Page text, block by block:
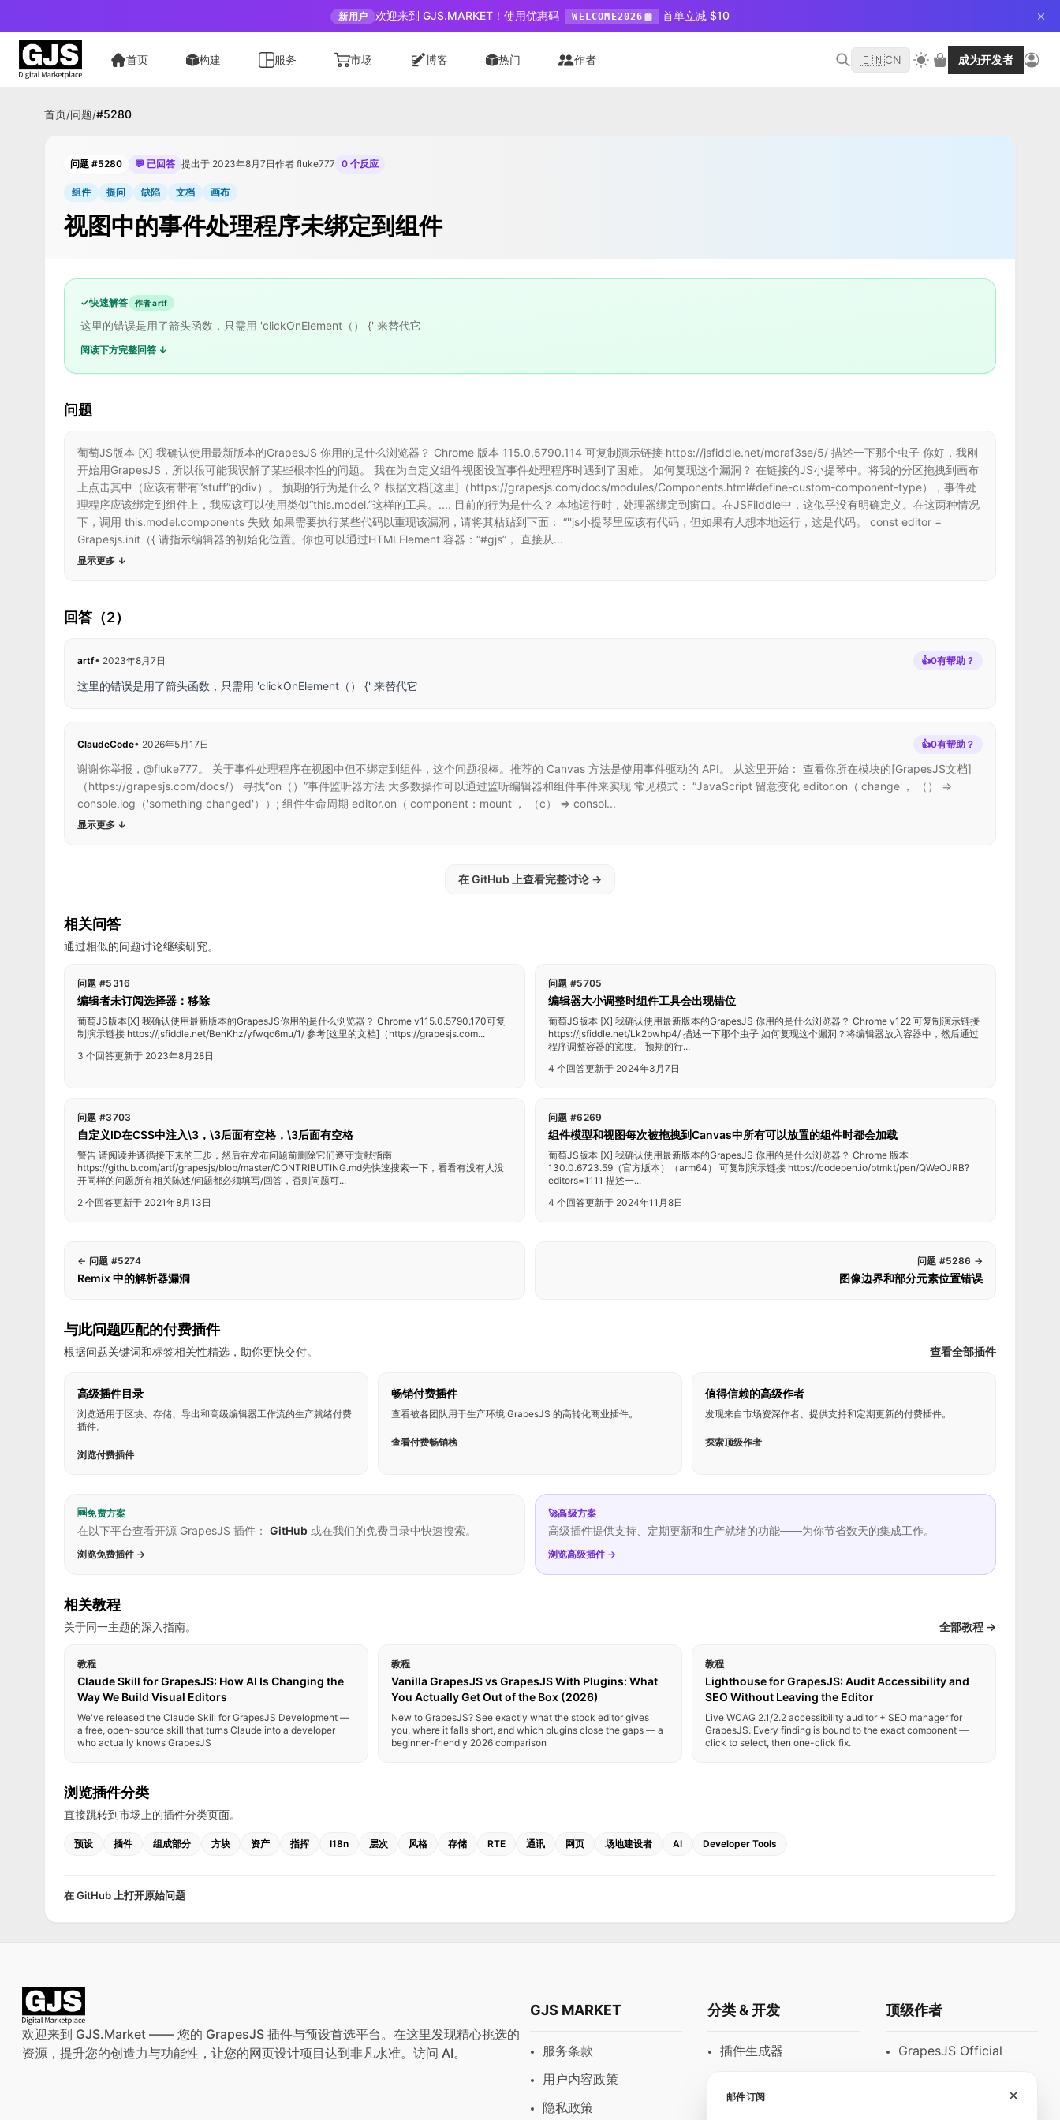
新用户 欢迎来到 GJS.MARKET！使用优惠码 WELCOME2026 首单立减 $10
首页 构建 服务 市场 博客 热门 作者 🇨🇳CN 成为开发者
首页/问题/#5280
问题 #5280 💬 已回答 提出于 2023年8月7日作者 fluke777 0 个反应
组件 提问 缺陷 文档 画布
视图中的事件处理程序未绑定到组件
✓快速解答 作者 artf
这里的错误是用了箭头函数，只需用 'clickOnElement（） {' 来替代它
阅读下方完整回答 ↓
问题
葡萄JS版本 [X] 我确认使用最新版本的GrapesJS 你用的是什么浏览器？ Chrome 版本 115.0.5790.114 可复制演示链接 https://jsfiddle.net/mcraf3se/5/ 描述一下那个虫子 你好，我刚
开始用GrapesJS，所以很可能我误解了某些根本性的问题。 我在为自定义组件视图设置事件处理程序时遇到了困难。 如何复现这个漏洞？ 在链接的JS小提琴中。将我的分区拖拽到画布
上点击其中（应该有带有“stuff”的div）。 预期的行为是什么？ 根据文档[这里]（https://grapesjs.com/docs/modules/Components.html#define-custom-component-type），事件处
理程序应该绑定到组件上，我应该可以使用类似“this.model.”这样的工具。.... 目前的行为是什么？ 本地运行时，处理器绑定到窗口。在JSFilddle中，这似乎没有明确定义。在这两种情况
下，调用 this.model.components 失败 如果需要执行某些代码以重现该漏洞，请将其粘贴到下面： “''js小提琴里应该有代码，但如果有人想本地运行，这是代码。 const editor =
Grapesjs.init（{ 请指示编辑器的初始化位置。你也可以通过HTMLElement 容器：“#gjs”， 直接从...
显示更多 ↓
回答（2）
artf• 2023年8月7日 👍0有帮助？
这里的错误是用了箭头函数，只需用 'clickOnElement（） {' 来替代它
ClaudeCode• 2026年5月17日 👍0有帮助？
谢谢你举报，@fluke777。 关于事件处理程序在视图中但不绑定到组件，这个问题很棒。推荐的 Canvas 方法是使用事件驱动的 API。 从这里开始： 查看你所在模块的[GrapesJS文档]
（https://grapesjs.com/docs/） 寻找“on（）”事件监听器方法 大多数操作可以通过监听编辑器和组件事件来实现 常见模式： “JavaScript 留意变化 editor.on（'change'， （） =>
console.log（'something changed'））; 组件生命周期 editor.on（'component：mount'， （c） => consol...
显示更多 ↓
在 GitHub 上查看完整讨论 →
相关问答
通过相似的问题讨论继续研究。
问题 #5316
编辑者未订阅选择器：移除
葡萄JS版本[X] 我确认使用最新版本的GrapesJS你用的是什么浏览器？ Chrome v115.0.5790.170可复
制演示链接 https://jsfiddle.net/BenKhz/yfwqc6mu/1/ 参考[这里的文档]（https://grapesjs.com...
3 个回答更新于 2023年8月28日
问题 #5705
编辑器大小调整时组件工具会出现错位
葡萄JS版本 [X] 我确认使用最新版本的GrapesJS 你用的是什么浏览器？ Chrome v122 可复制演示链接
https://jsfiddle.net/Lk2bwhp4/ 描述一下那个虫子 如何复现这个漏洞？将编辑器放入容器中，然后通过
程序调整容器的宽度。 预期的行...
4 个回答更新于 2024年3月7日
问题 #3703
自定义ID在CSS中注入\3，\3后面有空格，\3后面有空格
警告 请阅读并遵循接下来的三步，然后在发布问题前删除它们遵守贡献指南
https://github.com/artf/grapesjs/blob/master/CONTRIBUTING.md先快速搜索一下，看看有没有人没
开同样的问题所有相关陈述/问题都必须填写/回答，否则问题可...
2 个回答更新于 2021年8月13日
问题 #6269
组件模型和视图每次被拖拽到Canvas中所有可以放置的组件时都会加载
葡萄JS版本 [X] 我确认使用最新版本的GrapesJS 你用的是什么浏览器？ Chrome 版本
130.0.6723.59（官方版本）（arm64） 可复制演示链接 https://codepen.io/btmkt/pen/QWeOJRB?
editors=1111 描述一...
4 个回答更新于 2024年11月8日
← 问题 #5274
Remix 中的解析器漏洞
问题 #5286 →
图像边界和部分元素位置错误
与此问题匹配的付费插件
根据问题关键词和标签相关性精选，助你更快交付。 查看全部插件
高级插件目录
浏览适用于区块、存储、导出和高级编辑器工作流的生产就绪付费
插件。
浏览付费插件
畅销付费插件
查看被各团队用于生产环境 GrapesJS 的高转化商业插件。
查看付费畅销榜
值得信赖的高级作者
发现来自市场资深作者、提供支持和定期更新的付费插件。
探索顶级作者
🆓免费方案
在以下平台查看开源 GrapesJS 插件： GitHub 或在我们的免费目录中快速搜索。
浏览免费插件 →
🚀高级方案
高级插件提供支持、定期更新和生产就绪的功能——为你节省数天的集成工作。
浏览高级插件 →
相关教程
关于同一主题的深入指南。 全部教程 →
教程
Claude Skill for GrapesJS: How AI Is Changing the
Way We Build Visual Editors
We've released the Claude Skill for GrapesJS Development —
a free, open-source skill that turns Claude into a developer
who actually knows GrapesJS
教程
Vanilla GrapesJS vs GrapesJS With Plugins: What
You Actually Get Out of the Box (2026)
New to GrapesJS? See exactly what the stock editor gives
you, where it falls short, and which plugins close the gaps — a
beginner-friendly 2026 comparison
教程
Lighthouse for GrapesJS: Audit Accessibility and
SEO Without Leaving the Editor
Live WCAG 2.1/2.2 accessibility auditor + SEO manager for
GrapesJS. Every finding is bound to the exact component —
click to select, then one-click fix.
浏览插件分类
直接跳转到市场上的插件分类页面。
预设 插件 组成部分 方块 资产 指挥 I18n 层次 风格 存储 RTE 通讯 网页 场地建设者 AI Developer Tools
在 GitHub 上打开原始问题
欢迎来到 GJS.Market —— 您的 GrapesJS 插件与预设首选平台。在这里发现精心挑选的
资源，提升您的创造力与功能性，让您的网页设计项目达到非凡水准。访问 AI。
GJS MARKET
服务条款
用户内容政策
隐私政策
分类 & 开发
插件生成器
顶级作者
GrapesJS Official
邮件订阅